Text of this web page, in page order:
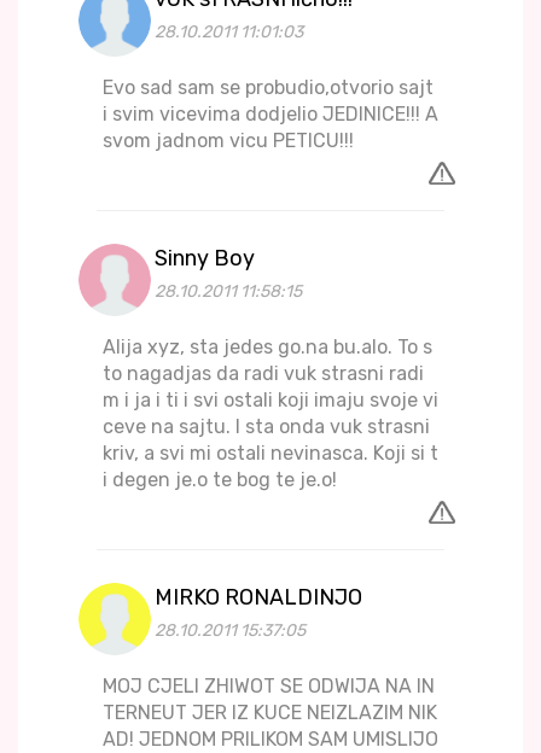
28.10.2011 11:01:03
Evo sad sam se probudio,otvorio sajt
i svim vicevima dodjelio JEDINICE!!! A
svom jadnom vicu PETICU!!!
Sinny Boy
28.10.2011 11:58:15
Alija xyz, sta jedes go.na bu.alo. To s
to nagadjas da radi vuk strasni radi
m i ja i ti i svi ostali koji imaju svoje vi
ceve na sajtu. I sta onda vuk strasni
kriv, a svi mi ostali nevinasca. Koji si t
i degen je.o te bog te je.o!
MIRKO RONALDINJO
28.10.2011 15:37:05
MOJ CJELI ZHIWOT SE ODWIJA NA IN
TERNEUT JER IZ KUCE NEIZLAZIM NIK
AD! JEDNOM PRILIKOM SAM UMISLIJO